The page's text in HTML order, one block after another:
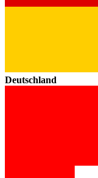
Deutschland